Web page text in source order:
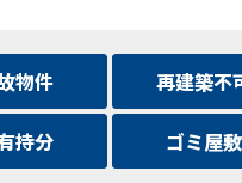
物件 再建築不
持分 ゴミ屋敷